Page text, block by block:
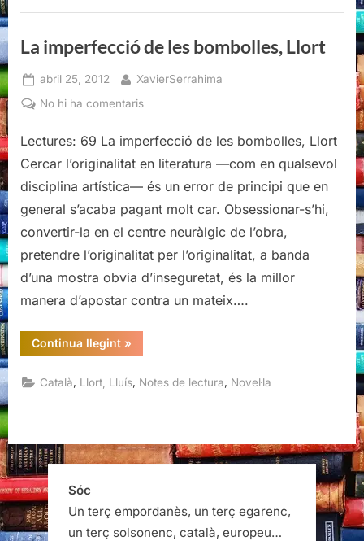
Santesmases
Ollè”
La imperfecció de les bombolles, Llort
Posted
on
abril 25, 2012 By
XavierSerrahima
No hi ha comentarisa
imperfecció
de
bombolles,
Llort
Lectures: 69 La imperfecció de les bombolles, Llort
Cercar l’originalitat en literatura —com en qualsevol
disciplina artística— és un error de principi que en
general s’acaba pagant molt car. Obsessionar-s’hi,
convertir-la en el centre neuràlgic de l’obra,
pretendre l’originalitat per l’originalitat, a banda
d’una mostra obvia d’inseguretat, és la millor
manera d’apostar contra un mateix….
Continua llegint“La
imperfecció
les
bombolles,
»
Català Llort, Lluís Notes de lectura Novel·la
Sóc
Un terç empordanès, un terç egarenc,
un terç solsonenc, català, europeu…